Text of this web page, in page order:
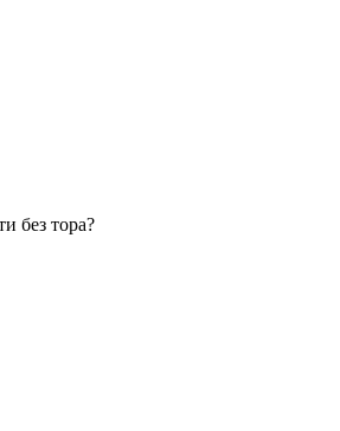
без тора?